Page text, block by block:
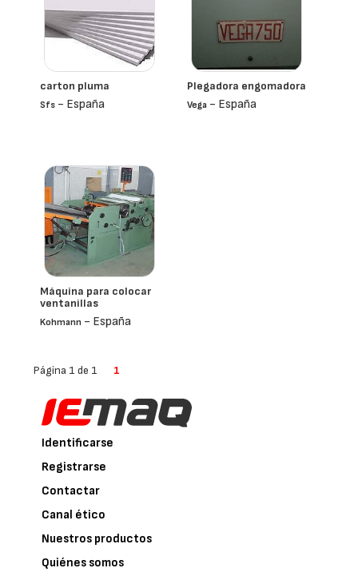
carton pluma
Sfs - España
Plegadora engomadora
Vega - España
Máquina para colocar
ventanillas
Kohmann - España
Página 1 de 1 1
Identificarse
Registrarse
Contactar
Canal ético
Nuestros productos
Quiénes somos